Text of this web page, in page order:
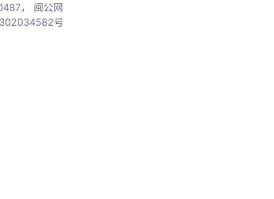
，
闽公网
号